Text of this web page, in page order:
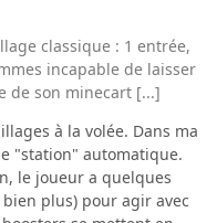
classique : 1 entrée,
incapable de laisser
de son minecart [...]
à la volée. Dans ma
"station" automatique.
le joueur a quelques
plus) pour agir avec